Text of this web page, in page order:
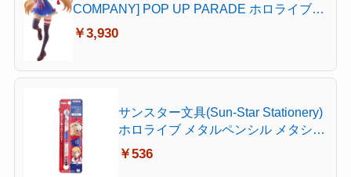
COMPANY] POP UP PARADE ホロライブ
プロダクション 赤井はあと ノンスケール プ
ラスチック製 塗装済み完成品
￥3,930
サンスター文具(Sun-Star Stationery)
ホロライブ メタルペンシル メタシル
ライトノック hololive Vtuber 赤井は
￥536